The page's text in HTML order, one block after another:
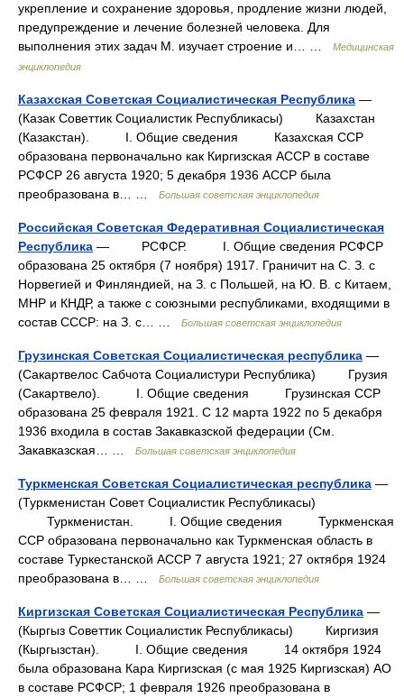
укрепление и сохранение здоровья, продление жизни людей,
предупреждение и лечение болезней человека. Для
выполнения этих задач М. изучает строение и… …
Медицинская
энциклопедия
Казахская Советская Социалистическая Республика —
(Казак Советтик Социалистик Республикасы) Казахстан
(Казакстан). I. Общие сведения Казахская ССР
образована первоначально как Киргизская АССР в составе
РСФСР 26 августа 1920; 5 декабря 1936 АССР была
преобразована в… …
Большая советская энциклопедия
Российская Советская Федеративная Социалистическая
Республика — РСФСР. I. Общие сведения РСФСР
образована 25 октября (7 ноября) 1917. Граничит на С. З. с
Норвегией и Финляндией, на З. с Польшей, на Ю. В. с Китаем,
МНР и КНДР, а также с союзными республиками, входящими в
состав СССР: на З. с… …
Большая советская энциклопедия
Грузинская Советская Социалистическая республика —
(Сакартвелос Сабчота Социалистури Республика) Грузия
(Сакартвело). I. Общие сведения Грузинская ССР
образована 25 февраля 1921. С 12 марта 1922 по 5 декабря
1936 входила в состав Закавказской федерации (См.
Закавказская… …
Большая советская энциклопедия
Туркменская Советская Социалистическая республика —
(Туркменистан Совет Социалистик Республикасы)
Туркменистан. I. Общие сведения Туркменская
ССР образована первоначально как Туркменская область в
составе Туркестанской АССР 7 августа 1921; 27 октября 1924
преобразована в… …
Большая советская энциклопедия
Киргизская Советская Социалистическая Республика —
(Кыргыз Советтик Социалистик Республикасы) Киргизия
(Кыргызстан). I. Общие сведения 14 октября 1924
была образована Кара Киргизская (с мая 1925 Киргизская) АО
в составе РСФСР; 1 февраля 1926 преобразована в